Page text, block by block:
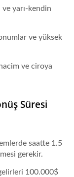
yarı-kendin
ve yüksek
ve ciroya
Süresi
saatte 1.5
gerekir.
100.000$